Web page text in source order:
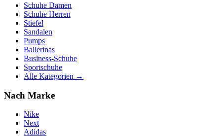
Schuhe Damen
Schuhe Herren
Stiefel
Sandalen
Pumps
Ballerinas
Business-Schuhe
Sportschuhe
Alle Kategorien →
Nach Marke
Nike
Next
Adidas